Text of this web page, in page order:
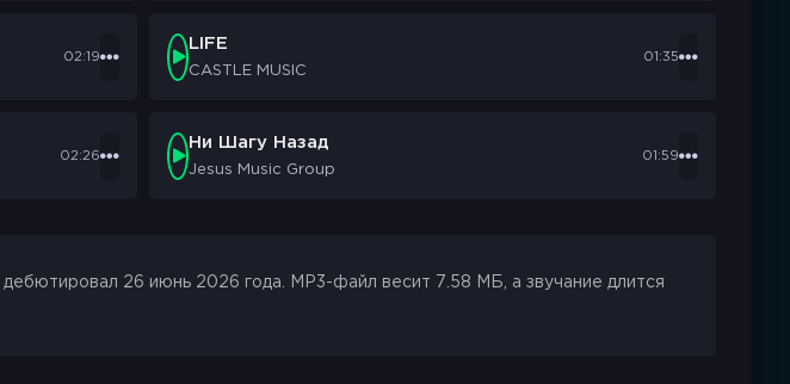
02:19
LIFE
CASTLE MUSIC
01:35
02:26
Ни Шагу Назад
Jesus Music Group
01:59
дебютировал 26 июнь 2026 года. MP3-файл весит 7.58 МБ, а звучание длится